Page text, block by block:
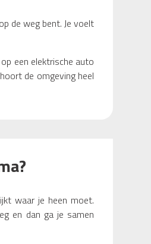
de weg bent. Je voelt
een elektrische auto
de omgeving heel
waar je heen moet.
en dan ga je samen